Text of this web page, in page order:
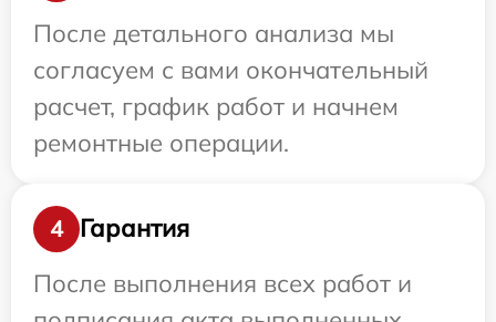
После детального анализа мы
согласуем с вами окончательный
расчет, график работ и начнем
ремонтные операции.
4
Гарантия
После выполнения всех работ и